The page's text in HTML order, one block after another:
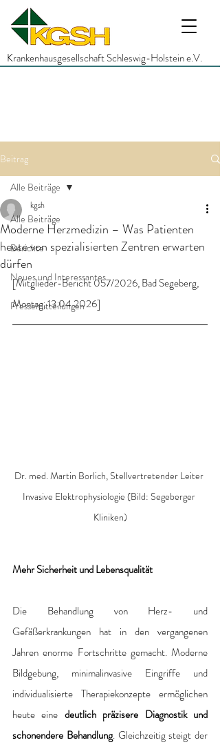
Krankenhausgesellschaft Schleswig-Holstein e.V.
Beitrag
Alle Beiträge
Berichte
Neues und Interessantes
Pressemitteilungen
Alle Beiträge
Moderne Herzmedizin – Was Patienten
heute von spezialisierten Zentren erwarten
dürfen
kgsh
[Mitglieder-Bericht 057/2026, Bad Segeberg,
Montag, 13.04.2026]
Dr. med. Martin Borlich, Stellvertretender Leiter
Invasive Elektrophysiologie (Bild: Segeberger
Kliniken)
Mehr Sicherheit und Lebensqualität
Die Behandlung von Herz- und
Gefäßerkrankungen hat in den vergangenen
Jahren enorme Fortschritte gemacht. Moderne
Bildgebung, minimalinvasive Eingriffe und
individualisierte Therapiekonzepte ermöglichen
heute eine deutlich präzisere Diagnostik und
schonendere Behandlung. Gleichzeitig steigt der